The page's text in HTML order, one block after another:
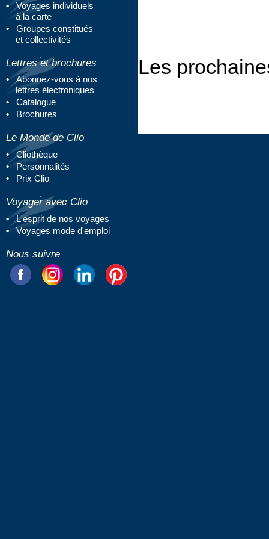
Voyages individuels
à la carte
Groupes constitués
et collectivités
Lettres et brochures
Abonnez-vous à nos
lettres électroniques
Catalogue
Brochures
Le Monde de Clio
Cliothèque
Personnalités
Prix Clio
Voyager avec Clio
L'esprit de nos voyages
Voyages mode d'emploi
Nous suivre
Les